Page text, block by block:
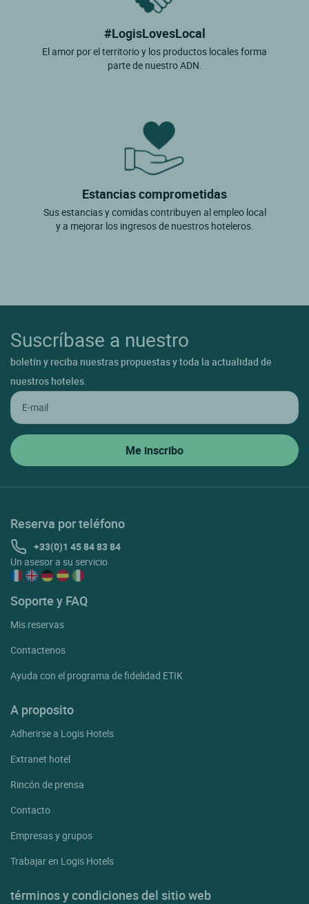
#LogisLovesLocal
El amor por el territorio y los productos locales forma
parte de nuestro ADN.
Estancias comprometidas
Sus estancias y comidas contribuyen al empleo local
y a mejorar los ingresos de nuestros hoteleros.
Suscríbase a nuestro
boletín y reciba nuestras propuestas y toda la actualidad de
nuestros hoteles.
Reserva por teléfono
+33(0)1 45 84 83 84
Un asesor a su servicio
Soporte y FAQ
Mis reservas
Contactenos
Ayuda con el programa de fidelidad ETIK
A proposito
Adherirse a Logis Hotels
Extranet hotel
Rincón de prensa
Contacto
Empresas y grupos
Trabajar en Logis Hotels
términos y condiciones del sitio web